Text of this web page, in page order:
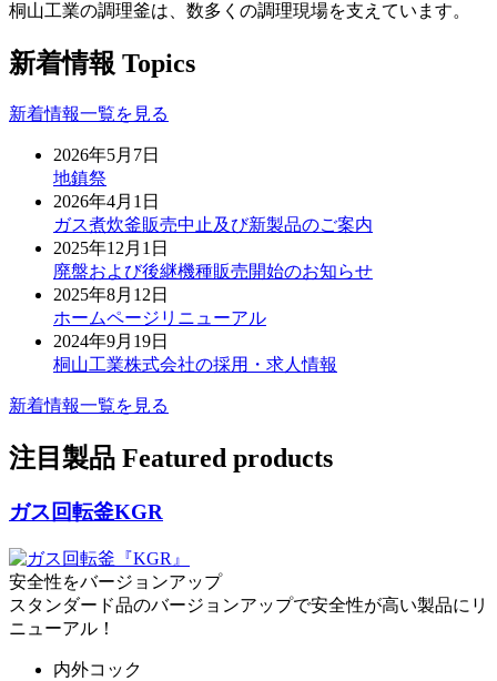
桐山工業の調理釜は、数多くの調理現場を支えています。
新着情報 Topics
新着情報一覧を見る
2026年5月7日
地鎮祭
2026年4月1日
ガス煮炊釜販売中止及び新製品のご案内
2025年12月1日
廃盤および後継機種販売開始のお知らせ
2025年8月12日
ホームページリニューアル
2024年9月19日
桐山工業株式会社の採用・求人情報
新着情報一覧を見る
注目製品 Featured products
ガス回転釜KGR
安全性をバージョンアップ
スタンダード品のバージョンアップで安全性が高い製品にリ
ニューアル！
内外コック